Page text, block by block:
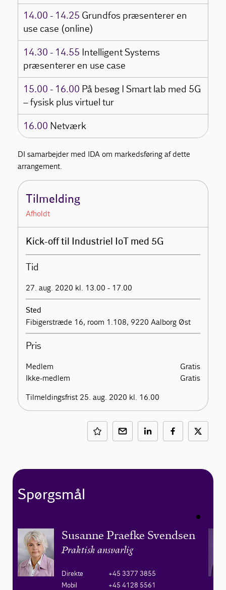
14.00 - 14.25 Grundfos præsenterer en
use case (online)
14.30 - 14.55 Intelligent Systems
præsenterer en use case
15.00 - 16.00 På besøg I Smart lab med 5G
– fysisk plus virtuel tur
16.00 Netværk
DI samarbejder med IDA om markedsføring af dette
arrangement.
Tilmelding
Afholdt
Kick-off til Industriel IoT med 5G
Tid
27. aug. 2020 kl. 13.00 - 17.00
Sted
Fibigerstræde 16, room 1.108, 9220 Aalborg Øst
Pris
Medlem
Gratis
Ikke-medlem
Gratis
Tilmeldingsfrist 25. aug. 2020 kl. 16.00
Spørgsmål
Susanne Praefke Svendsen
Praktisk ansvarlig
Direkte
+45 3377 3855
Mobil
+45 4128 5561